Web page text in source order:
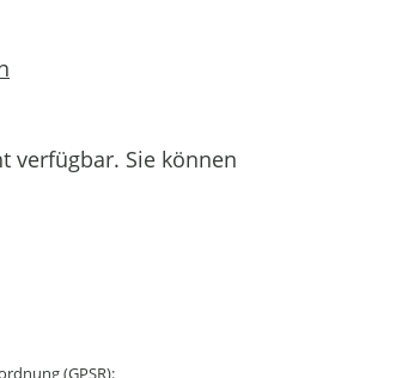
verfügbar. Sie können
(GPSR):